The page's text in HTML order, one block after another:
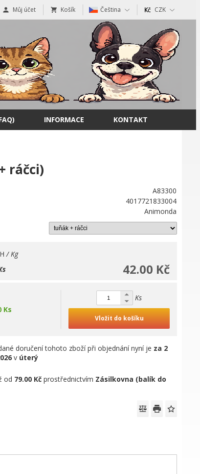
Můj účet Košík Čeština CZK
INFORMACE KONTAKT
ráčci)
A83300
4017721833004
Animonda
/ Kg
42.00 Kč
Ks
Ks
Vložit do košíku
doručení tohoto zboží při objednání nyní je za 2
v úterý
od 79.00 Kč prostřednictvím Zásilkovna (balík do